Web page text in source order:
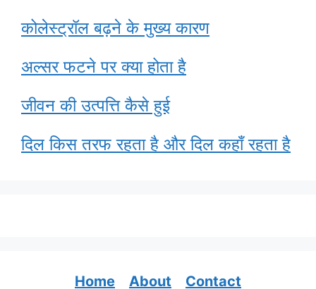
कोलेस्ट्रॉल बढ़ने के मुख्य कारण
अल्सर फटने पर क्या होता है
जीवन की उत्पत्ति कैसे हुई
दिल किस तरफ रहता है और दिल कहाँ रहता है
Home About Contact